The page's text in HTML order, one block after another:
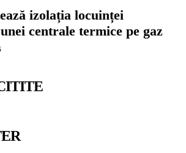
izolația locuinței
centrale termice pe gaz